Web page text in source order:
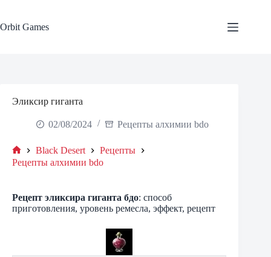
content
Orbit Games
Эликсир гиганта
02/08/2024 Рецепты алхимии bdo
Home
Black Desert
Рецепты
Рецепты алхимии bdo
Рецепт эликсира гиганта бдо: способ
приготовления, уровень ремесла, эффект, рецепт